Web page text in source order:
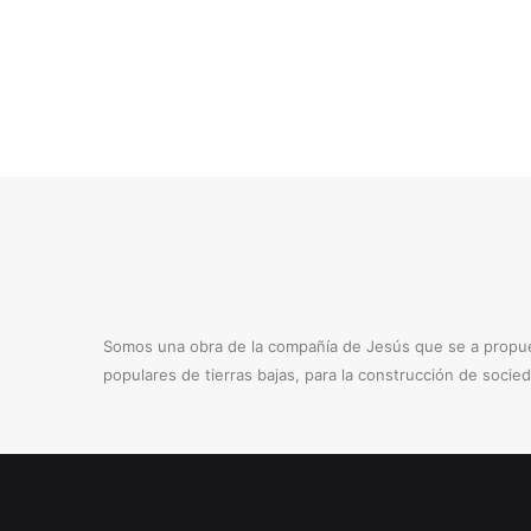
Somos una obra de la compañía de Jesús que se a
populares de tierras bajas, para la construcción de